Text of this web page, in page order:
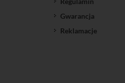
Gwarancja
Reklamacje